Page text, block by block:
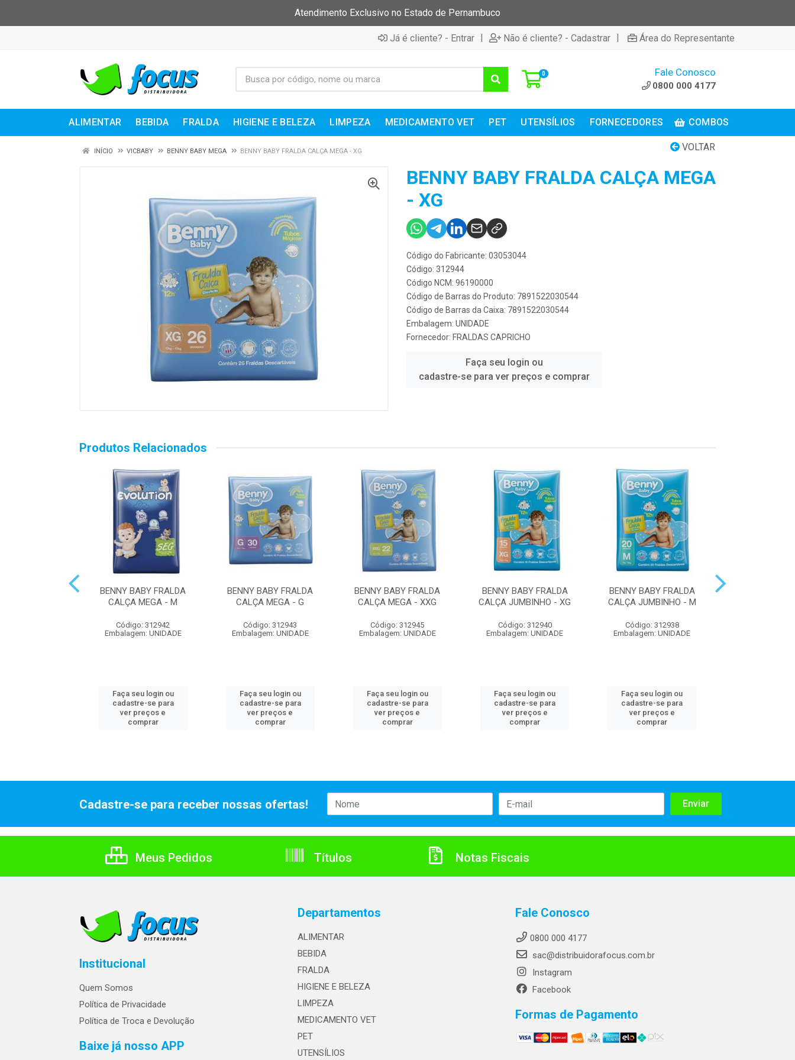
Atendimento Exclusivo no Estado de Pernambuco
Já é cliente? - Entrar | Não é cliente? - Cadastrar | Área do Representante
0 Fale Conosco
0800 000 4177
ALIMENTAR BEBIDA FRALDA HIGIENE E BELEZA LIMPEZA MEDICAMENTO VET PET UTENSÍLIOS FORNECEDORES COMBOS
VOLTAR
INÍCIO VICBABY BENNY BABY MEGA BENNY BABY FRALDA CALÇA MEGA - XG
BENNY BABY FRALDA CALÇA MEGA
- XG
Código do Fabricante: 03053044
Código: 312944
Código NCM: 96190000
Código de Barras do Produto: 7891522030544
Código de Barras da Caixa: 7891522030544
Embalagem: UNIDADE
Fornecedor: FRALDAS CAPRICHO
Faça seu login ou
cadastre-se para ver preços e comprar
Produtos Relacionados
BENNY BABY FRALDA
CALÇA MEGA - M
Código: 312942
Embalagem: UNIDADE
Faça seu login ou
cadastre-se para
ver preços e
comprar
BENNY BABY FRALDA
CALÇA MEGA - G
Código: 312943
Embalagem: UNIDADE
Faça seu login ou
cadastre-se para
ver preços e
comprar
BENNY BABY FRALDA
CALÇA MEGA - XXG
Código: 312945
Embalagem: UNIDADE
Faça seu login ou
cadastre-se para
ver preços e
comprar
BENNY BABY FRALDA
CALÇA JUMBINHO - XG
Código: 312940
Embalagem: UNIDADE
Faça seu login ou
cadastre-se para
ver preços e
comprar
BENNY BABY FRALDA
CALÇA JUMBINHO - M
Código: 312938
Embalagem: UNIDADE
Faça seu login ou
cadastre-se para
ver preços e
comprar
Cadastre-se para receber nossas ofertas!
Meus Pedidos Títulos Notas Fiscais
Institucional
Quem Somos
Política de Privacidade
Política de Troca e Devolução
Baixe já nosso APP
Departamentos
ALIMENTAR
BEBIDA
FRALDA
HIGIENE E BELEZA
LIMPEZA
MEDICAMENTO VET
PET
UTENSÍLIOS
Fale Conosco
0800 000 4177
sac@distribuidorafocus.com.br
Instagram
Facebook
Formas de Pagamento